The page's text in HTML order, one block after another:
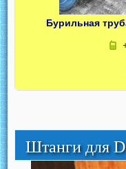
Бурильная
Штанги для